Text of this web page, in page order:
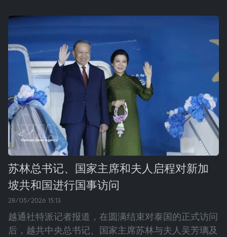
苏林总书记、国家主席和夫人启程对新加
坡共和国进行国事访问
28/05/2026 15:13
越通社特派记者报道，在圆满结束对泰国的正式访问
后，越共中央总书记、国家主席苏林与夫人吴芳璃及